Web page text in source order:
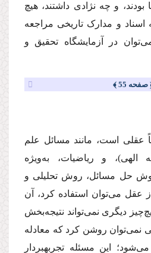
بودند، و چه نژادی داشتند، هیچ
اسناد و مدارک تاریخی مراجعه
در آزمایشگاه تحقیق و
صفحه 55 ﴾
عقلی است، مانند مسائل علم
الهی)، و ریاضیات، به‌ویژه
روش حل مسائل، روش تحلیلی و
عقل می‌توان استفاده کرد، آن
دیگری نمی‌تواند نتیجه‌بخش
نمی‌توان روشن کرد که معادله
این مسئله تجربه­بردار